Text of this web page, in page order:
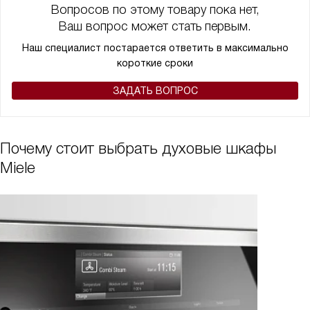
превзошел все мои ожидания. Он не только функционален, но и
крайне стильный. Моя кухня обрела совершенно новый вид, а я
здоровых блюд для всей семьи!
Вопросов по этому товару пока нет,
Ваш вопрос может стать первым.
Наш специалист постарается ответить в максимально
короткие сроки
ЗАДАТЬ ВОПРОС
Почему стоит выбрать духовые шкафы
Miele